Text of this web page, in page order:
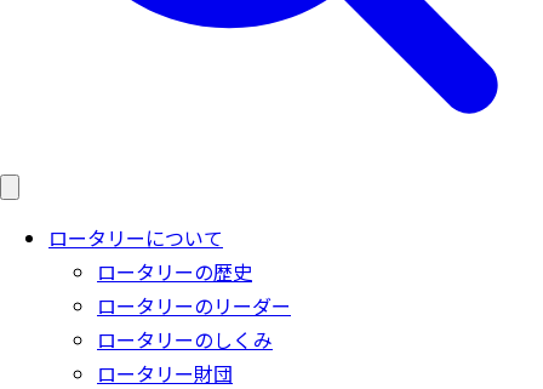
ロータリーについて
ロータリーの歴史
ロータリーのリーダー
ロータリーのしくみ
ロータリー財団